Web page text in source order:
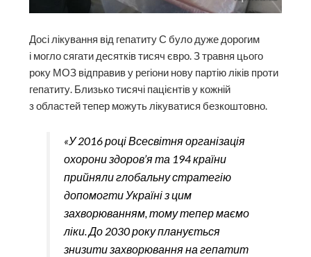
Досі лікування від гепатиту С було дуже дорогим
і могло сягати десятків тисяч євро. З травня цього
року МОЗ відправив у регіони нову партію ліків проти
гепатиту. Близько тисячі пацієнтів у кожній
з областей тепер можуть лікуватися безкоштовно.
«У 2016 році Всесвітня організація
охорони здоров’я та 194 країни
прийняли глобальну стратегію
допомогти Україні з цим
захворюванням, тому тепер маємо
ліки. До 2030 року планується
знизити захворювання на гепатит